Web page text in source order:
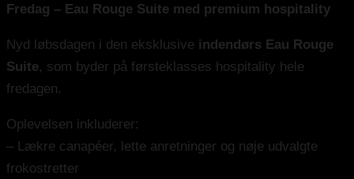
Fredag – Eau Rouge Suite med premium hospitality
Nyd løbsdagen i den eksklusive indendørs Eau Rouge
Suite, som byder på førsteklasses hospitality hele
fredagen.
Oplevelsen inkluderer:
– Lækre canapéer, lette anretninger og nøje udvalgte
frokostretter